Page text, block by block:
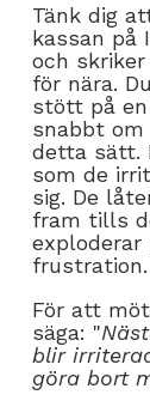
Tänk dig
kassan på
och
för nära.
stött på
snabbt
detta sätt.
som de
sig. De
fram tills
exploderar
frustration.
För att
säga: "
blir
göra bort